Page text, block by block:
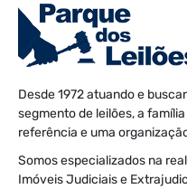
Desde 1972 atuando e
segmento de leilões, a
referência e uma
Somos especializados na
Imóveis Judiciais e